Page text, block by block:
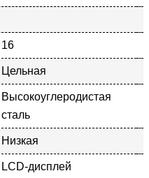
16
Цельная
Высокоуглеродистая
сталь
Низкая
LCD-дисплей